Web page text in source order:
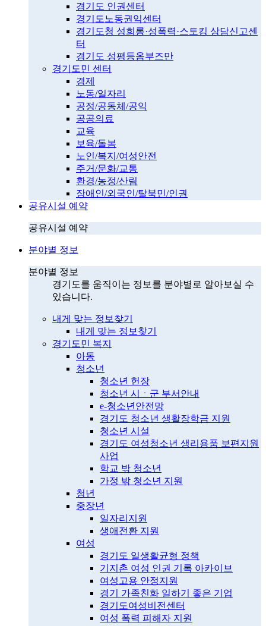
경기도 인권센터
경기도노동권익센터
경기도청 성희롱·성폭력·스토킹 상담신고센
터
경기도 성평등옴부즈만
경기도민 센터
경제
노동/일자리
공정/공동체/공익
공공의료
교육
보육/돌봄
노인/복지/여성안전
주거/문화/교통
환경/농정/산림
장애인/외국인/탈북민/인권
공유시설 예약
공유시설 예약
분야별 정보
분야별 정보
경기도를 움직이는 정보를 분야별로 알아보실 수
있습니다.
내게 맞는 정보찾기
내게 맞는 정보찾기
경기도민 복지
아동
청소년
청소년 헌장
청소년 시ㆍ군 부서안내
e-청소년안전망
경기도 청소년 생활장학금 지원
청소년 시설
경기도 여성청소년 생리용품 보편지원
사업
학교 밖 청소년
가정 밖 청소년 지원
청년
중장년
일자리지원
생애전환 지원
여성
경기도 일생활균형 정책
기지촌 여성 인권 기록 아카이브
여성고용 안정지원
경기 가족친화 일하기 좋은 기업
경기도여성비전센터
여성 폭력 피해자 지원